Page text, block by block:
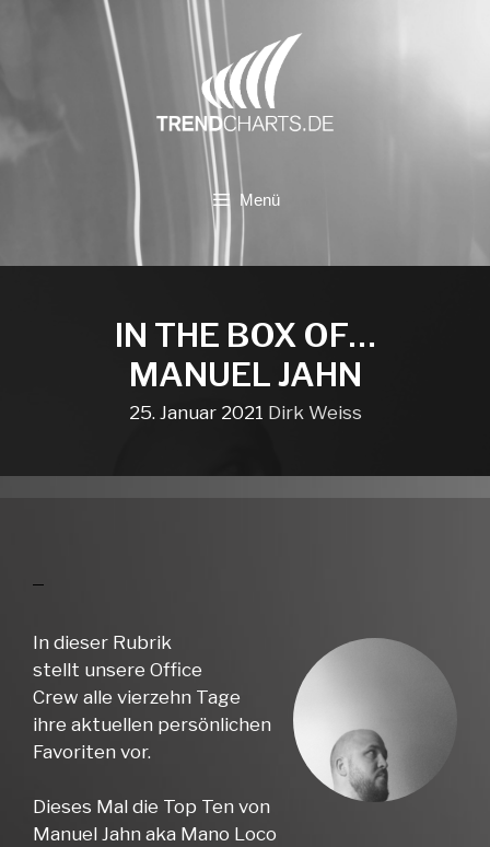
Menü
IN THE BOX OF…
MANUEL JAHN
25. Januar 2021 Dirk Weiss
In dieser Rubrik
stellt unsere Office
Crew alle vierzehn Tage
ihre aktuellen persönlichen
Favoriten vor.
Dieses Mal die Top Ten von
Manuel Jahn aka Mano Loco